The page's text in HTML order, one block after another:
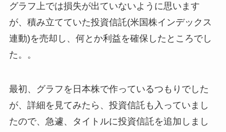
グラフ上では損失が出ていないように思います
が、積み立てていた投資信託(米国株インデックス
連動)を売却し、何とか利益を確保したところでし
た。。
最初、グラフを日本株で作っているつもりでした
が、詳細を見てみたら、投資信託も入っていまし
たので、急遽、タイトルに投資信託を追加しまし